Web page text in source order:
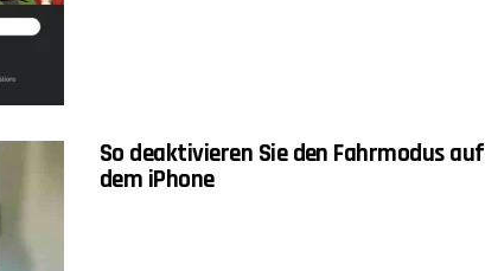
So deaktivieren Sie den Fahrmodus auf
dem iPhone